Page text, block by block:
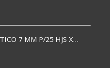
ESPIRAL PLASTICO 7 MM P/25 HJS X50x3000